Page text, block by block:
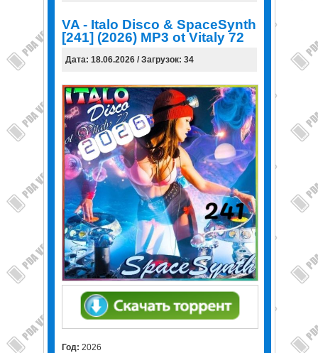
VA - Italo Disco & SpaceSynth
[241] (2026) MP3 ot Vitaly 72
Дата: 18.06.2026 / Загрузок: 34
Год: 2026